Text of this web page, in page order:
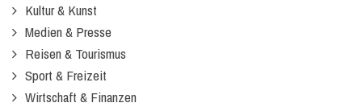
Kultur & Kunst
Medien & Presse
Reisen & Tourismus
Sport & Freizeit
Wirtschaft & Finanzen